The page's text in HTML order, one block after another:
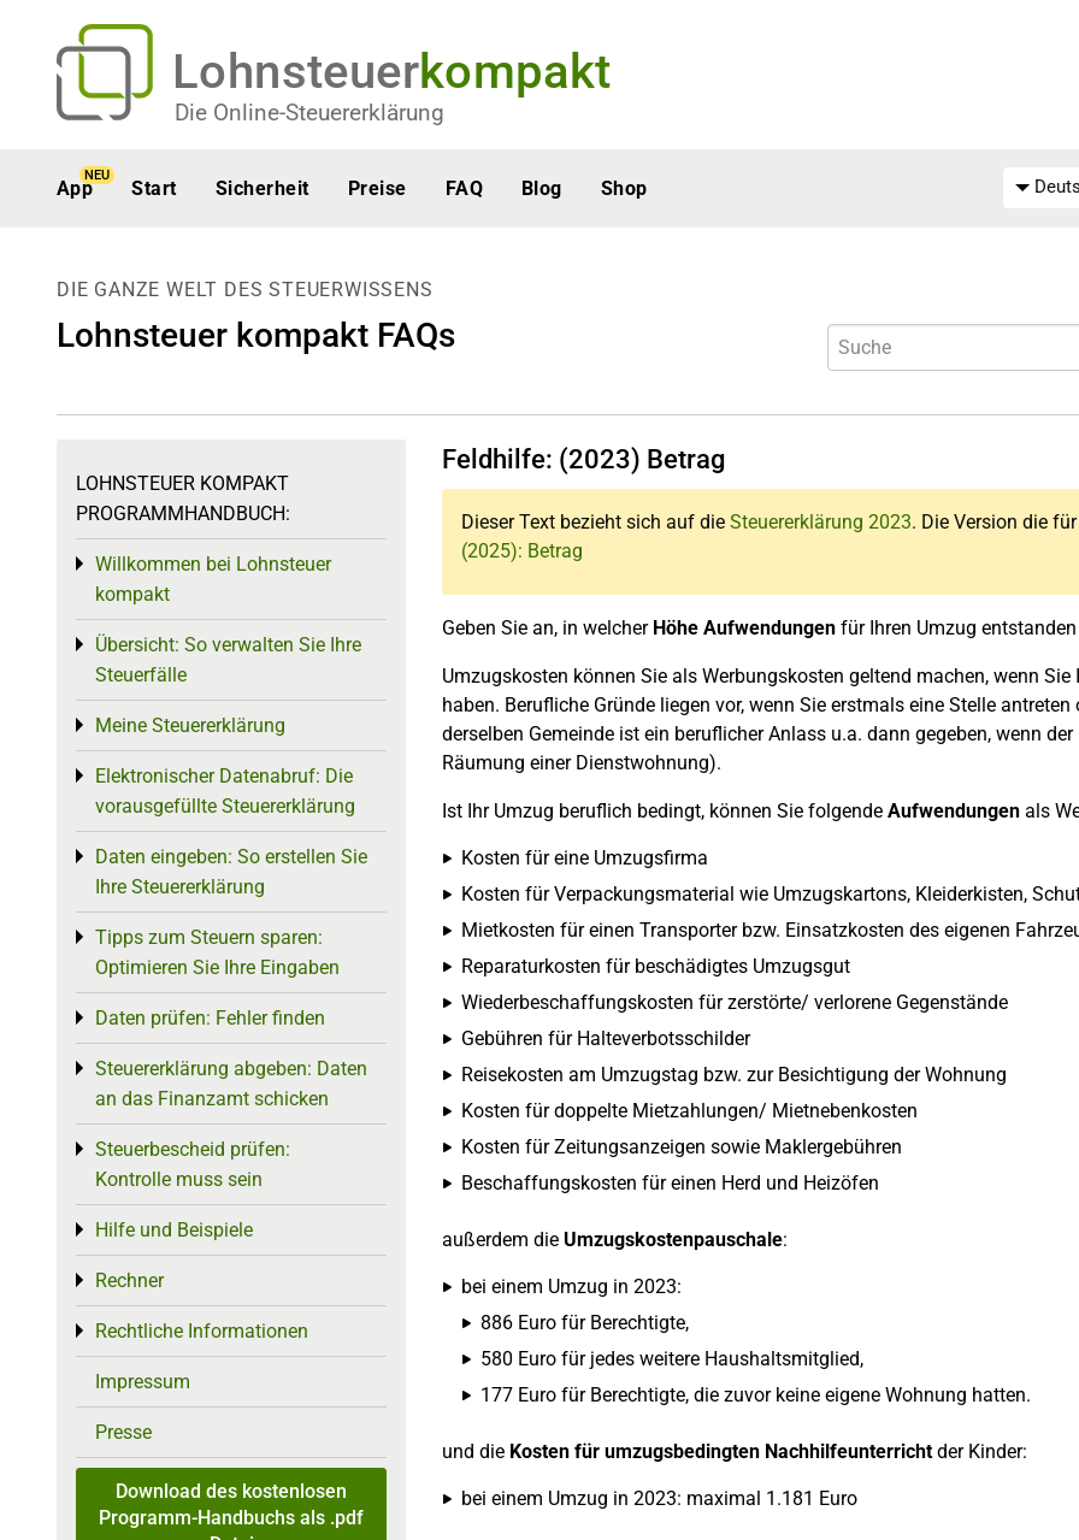
Lohnsteuerkompakt
Die Online-Steuererklärung
App
NEU
Start Sicherheit Preise FAQ Blog Shop
DIE GANZE WELT DES STEUERWISSENS
Lohnsteuer kompakt FAQs
Feldhilfe: (2023) Betrag
Dieser Text bezieht sich auf die Steuererklärung 2023. Die Version die
(2025): Betrag
Geben Sie an, in welcher Höhe Aufwendungen für Ihren Umzug
Umzugskosten können Sie als Werbungskosten geltend machen, wenn Sie
haben. Berufliche Gründe liegen vor, wenn Sie erstmals eine Stelle
derselben Gemeinde ist ein beruflicher Anlass u.a. dann gegeben, wenn
Räumung einer Dienstwohnung).
Ist Ihr Umzug beruflich bedingt, können Sie folgende Aufwendungen als
Kosten für eine Umzugsfirma
Kosten für Verpackungsmaterial wie Umzugskartons, Kleiderkisten,
Mietkosten für einen Transporter bzw. Einsatzkosten des eigenen
Reparaturkosten für beschädigtes Umzugsgut
Wiederbeschaffungskosten für zerstörte/ verlorene Gegenstände
Gebühren für Halteverbotsschilder
Reisekosten am Umzugstag bzw. zur Besichtigung der Wohnung
Kosten für doppelte Mietzahlungen/ Mietnebenkosten
Kosten für Zeitungsanzeigen sowie Maklergebühren
Beschaffungskosten für einen Herd und Heizöfen
außerdem die Umzugskostenpauschale:
bei einem Umzug in 2023:
886 Euro für Berechtigte,
580 Euro für jedes weitere Haushaltsmitglied,
177 Euro für Berechtigte, die zuvor keine eigene Wohnung hatten.
und die Kosten für umzugsbedingten Nachhilfeunterrichtder Kinder:
bei einem Umzug in 2023: maximal 1.181 Euro
LOHNSTEUER KOMPAKT
PROGRAMMHANDBUCH:
Willkommen bei Lohnsteuer
kompakt
Toggle menu
Übersicht: So verwalten Sie Ihre
Steuerfälle
Toggle menu
Meine Steuererklärung
Toggle menu
Elektronischer Datenabruf: Die
vorausgefüllte Steuererklärung
Toggle menu
Daten eingeben: So erstellen Sie
Ihre Steuererklärung
Toggle menu
Tipps zum Steuern sparen:
Optimieren Sie Ihre Eingaben
Toggle menu
Daten prüfen: Fehler finden
Toggle menu
Steuererklärung abgeben: Daten
an das Finanzamt schicken
Toggle menu
Steuerbescheid prüfen:
Kontrolle muss sein
Toggle menu
Hilfe und Beispiele
Toggle menu
Rechner
Toggle menu
Rechtliche Informationen
Toggle menu
Impressum
Presse
Download des kostenlosen
Programm-Handbuchs als .pdf